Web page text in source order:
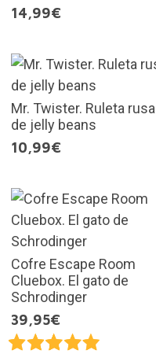
14,99€
Mr. Twister. Ruleta rusa
de jelly beans
10,99€
Cofre Escape Room
Cluebox. El gato de
Schrodinger
39,95€